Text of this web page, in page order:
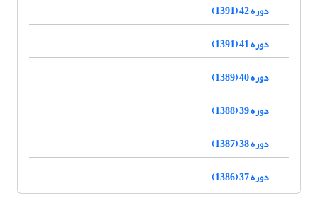
دوره 42 (1391)
دوره 41 (1391)
دوره 40 (1389)
دوره 39 (1388)
دوره 38 (1387)
دوره 37 (1386)